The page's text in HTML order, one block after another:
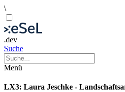
\
.dev
Suche
Menü
LX3: Laura Jeschke -